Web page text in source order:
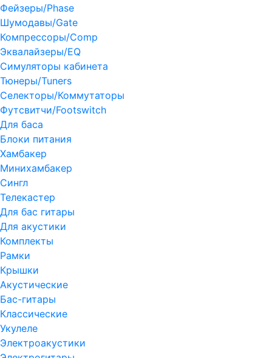
Фейзеры/Phase
Шумодавы/Gate
Компрессоры/Comp
Эквалайзеры/EQ
Симуляторы кабинета
Тюнеры/Tuners
Селекторы/Коммутаторы
Футсвитчи/Footswitch
Для баса
Блоки питания
Хамбакер
Минихамбакер
Сингл
Телекастер
Для бас гитары
Для акустики
Комплекты
Рамки
Крышки
Акустические
Бас-гитары
Классические
Укулеле
Электроакустики